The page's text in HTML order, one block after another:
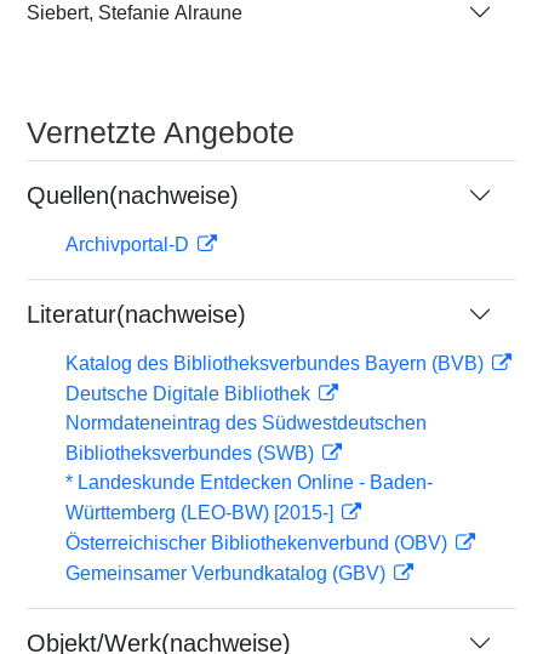
Siebert, Stefanie Alraune
Vernetzte Angebote
Quellen(nachweise)
Archivportal-D
Literatur(nachweise)
Katalog des Bibliotheksverbundes Bayern (BVB)
Deutsche Digitale Bibliothek
Normdateneintrag des Südwestdeutschen
Bibliotheksverbundes (SWB)
* Landeskunde Entdecken Online - Baden-
Württemberg (LEO-BW) [2015-]
Österreichischer Bibliothekenverbund (OBV)
Gemeinsamer Verbundkatalog (GBV)
Objekt/Werk(nachweise)